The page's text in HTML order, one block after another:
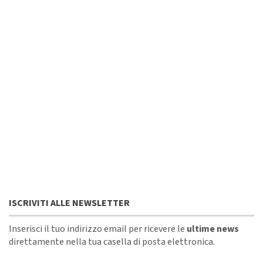
ISCRIVITI ALLE NEWSLETTER
Inserisci il tuo indirizzo email per ricevere le ultime news
direttamente nella tua casella di posta elettronica.